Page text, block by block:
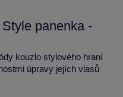
panenka -
kouzlo stylového hraní
úpravy jejích vlasů